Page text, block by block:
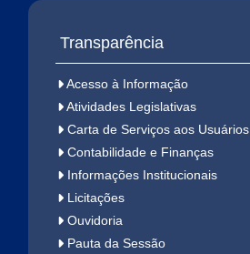
Transparência
Acesso à Informação
Atividades Legislativas
Carta de Serviços aos Usuários
Contabilidade e Finanças
Informações Institucionais
Licitações
Ouvidoria
Pauta da Sessão